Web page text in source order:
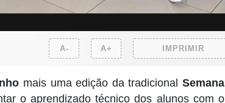
A- A+ IMPRIMIR
mais uma edição da tradicionalSemana
o aprendizado técnico dos alunos com o